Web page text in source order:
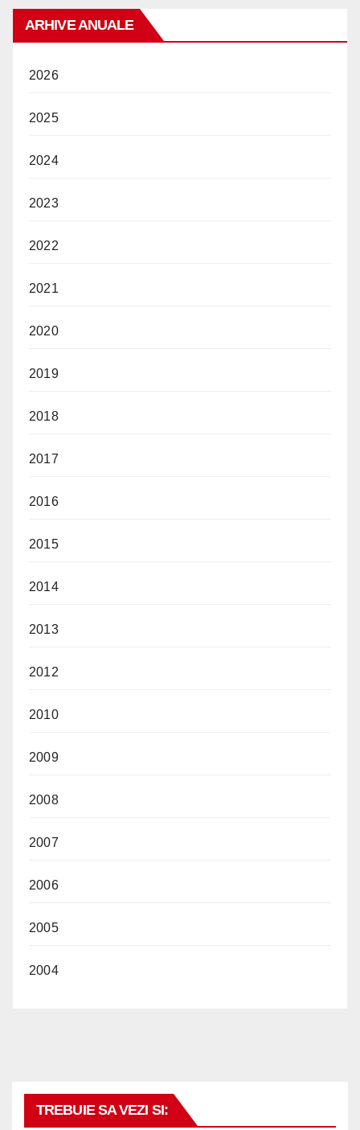
ARHIVE ANUALE
2026
2025
2024
2023
2022
2021
2020
2019
2018
2017
2016
2015
2014
2013
2012
2010
2009
2008
2007
2006
2005
2004
TREBUIE SA VEZI SI: